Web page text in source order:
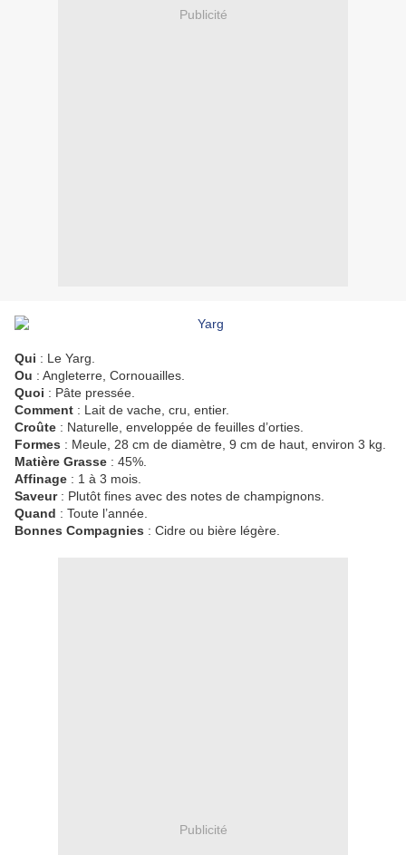
Publicité
Qui : Le Yarg.
Ou : Angleterre, Cornouailles.
Quoi : Pâte pressée.
Comment : Lait de vache, cru, entier.
Croûte : Naturelle, enveloppée de feuilles d’orties.
Formes : Meule, 28 cm de diamètre, 9 cm de haut, environ 3 kg.
Matière Grasse : 45%.
Affinage : 1 à 3 mois.
Saveur : Plutôt fines avec des notes de champignons.
Quand : Toute l’année.
Bonnes Compagnies : Cidre ou bière légère.
Publicité